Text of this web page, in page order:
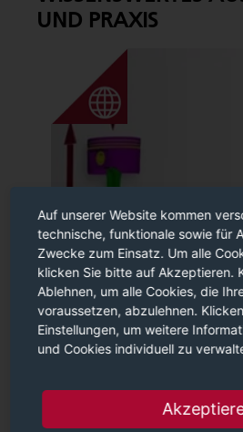
UND PRAXIS
Erste Video-Eindrücke -
den K*EX
Auf unserer Website kommen
technische, funktionale sowie für
Zwecke zum Einsatz. Um alle
klicken Sie bitte auf Akzeptieren.
Ablehnen, um alle Cookies, die
voraussetzen, abzulehnen.
Einstellungen, um weitere
und Cookies individuell zu